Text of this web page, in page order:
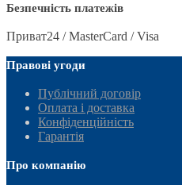
Безпечність платежів
Приват24 / MasterCard / Visa
Правові угоди
Публічний договір
Оплата і доставка
Конфіденційність
Гарантія
Про компанію